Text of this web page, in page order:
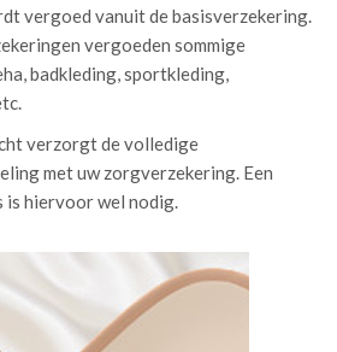
vergoed vanuit de basisverzekering.
vergoeden sommige
badkleding, sportkleding,
verzorgt de volledige
met uw zorgverzekering. Een
hiervoor wel nodig.